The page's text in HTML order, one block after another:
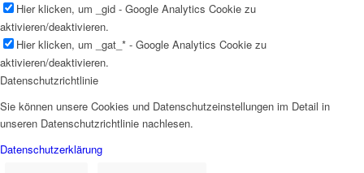
Hier klicken, um _gid - Google Analytics Cookie zu
aktivieren/deaktivieren.
Hier klicken, um _gat_* - Google Analytics Cookie zu
aktivieren/deaktivieren.
Datenschutzrichtlinie
Sie können unsere Cookies und Datenschutzeinstellungen im Detail in
unseren Datenschutzrichtlinie nachlesen.
Datenschutzerklärung